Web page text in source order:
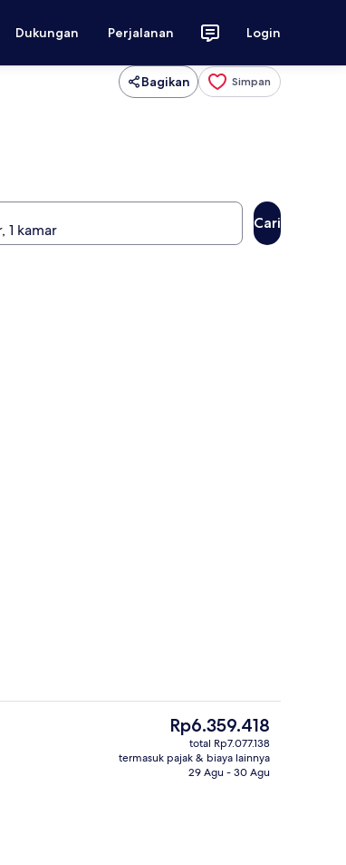
Dukungan Perjalanan Login
Bagikan Simpan
Cari
Medium Palau | Seprai katun Mesir,
Harga
saat
ini
Rp6.359.418
Rp6.359.418
total Rp7.077.138
termasuk pajak & biaya lainnya
29 Agu - 30 Agu